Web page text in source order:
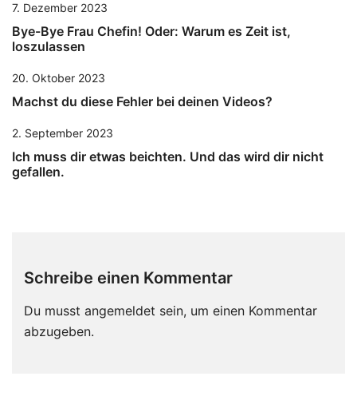
7. Dezember 2023
Bye-Bye Frau Chefin! Oder: Warum es Zeit ist,
loszulassen
20. Oktober 2023
Machst du diese Fehler bei deinen Videos?
2. September 2023
Ich muss dir etwas beichten. Und das wird dir nicht
gefallen.
Schreibe einen Kommentar
Du musst angemeldet sein, um einen Kommentar
abzugeben.